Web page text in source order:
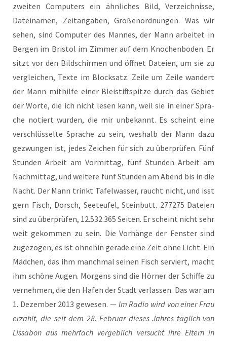
zwei­ten Com­pu­ters ein ähn­li­ches Bild, Ver­zeich­nis­se,
Datei­na­men, Zeit­an­ga­ben, Grö­ßen­ord­nun­gen. Was wir
sehen, sind Com­pu­ter des Man­nes, der Mann arbei­tet in
Ber­gen im Bris­tol im Zim­mer auf dem Kno­chen­bo­den. Er
sitzt vor den Bild­schir­men und öff­net Datei­en, um sie zu
ver­glei­chen, Tex­te im Block­satz. Zei­le um Zei­le wan­dert
der Mann mit­hil­fe einer Blei­stift­spit­ze durch das Gebiet
der Wor­te, die ich nicht lesen kann, weil sie in einer Spra­
che notiert wur­den, die mir unbe­kannt. Es scheint eine
ver­schlüs­sel­te Spra­che zu sein, wes­halb der Mann dazu
gezwun­gen ist, jedes Zei­chen für sich zu über­prü­fen. Fünf
Stun­den Arbeit am Vor­mit­tag, fünf Stun­den Arbeit am
Nach­mit­tag, und wei­te­re fünf Stun­den am Abend bis in die
Nacht. Der Mann trinkt Tafel­was­ser, raucht nicht, und isst
gern Fisch, Dorsch, See­teu­fel, Stein­butt. 277275 Datei­en
sind zu über­prü­fen, 12.532.365 Sei­ten. Er scheint nicht sehr
weit gekom­men zu sein. Die Vor­hän­ge der Fens­ter sind
zuge­zo­gen, es ist ohne­hin gera­de eine Zeit ohne Licht. Ein
Mäd­chen, das ihm manch­mal sei­nen Fisch ser­viert, macht
ihm schö­ne Augen. Mor­gens sind die Hör­ner der Schif­fe zu
ver­neh­men, die den Hafen der Stadt ver­las­sen. Das war am
1. Dezem­ber 2013 gewe­sen. — Im Radio wird von einer Frau
erzählt, die seit dem 28. Febru­ar die­ses Jah­res täg­lich von
Lis­sa­bon aus mehr­fach ver­geb­lich ver­sucht ihre Eltern in